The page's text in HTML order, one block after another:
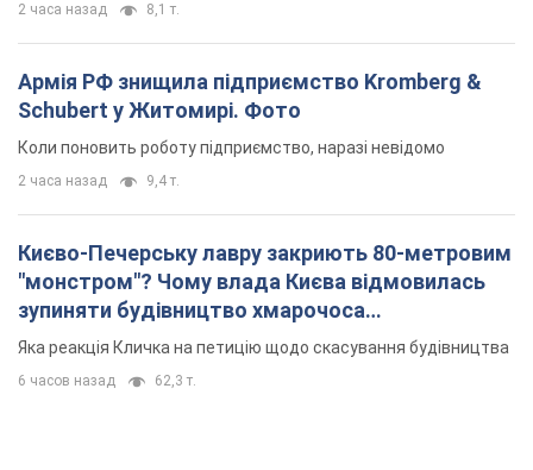
2 часа назад 8,1 т.
Армія РФ знищила підприємство Kromberg &
Schubert у Житомирі. Фото
Коли поновить роботу підприємство, наразі невідомо
2 часа назад 9,4 т.
Києво-Печерську лавру закриють 80-метровим
"монстром"? Чому влада Києва відмовилась
зупиняти будівництво хмарочоса
"московського вірянина"
Яка реакція Кличка на петицію щодо скасування будівництва
6 часов назад 62,3 т.